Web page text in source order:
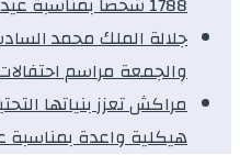
جلالة الملك محمد
والجمعة مراسم
مراكش تعزز بنياتها
هيكلية واعدة بمناسبة